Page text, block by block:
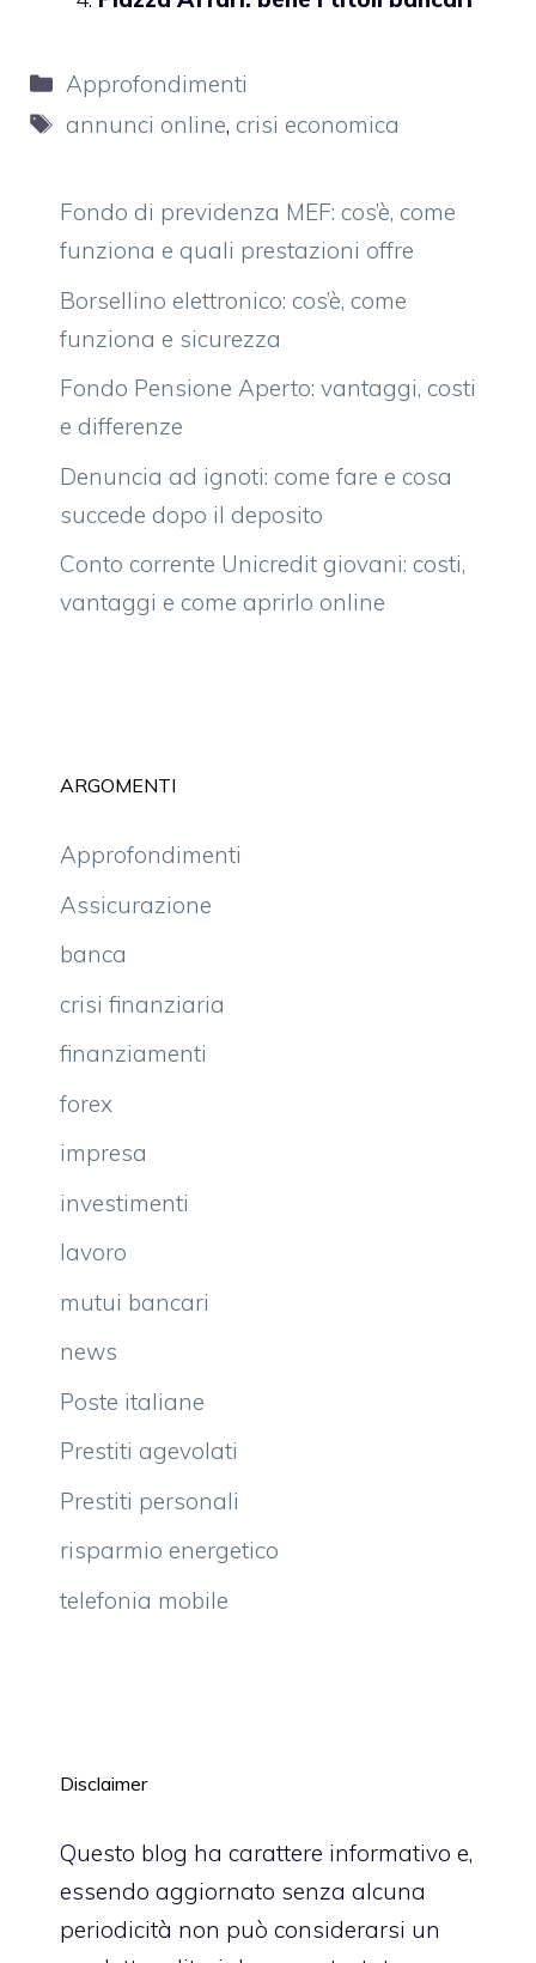
Categorie
Approfondimenti
Tag
annunci online, crisi economica
Fondo di previdenza MEF: cos’è, come
funziona e quali prestazioni offre
Borsellino elettronico: cos’è, come
funziona e sicurezza
Fondo Pensione Aperto: vantaggi, costi
e differenze
Denuncia ad ignoti: come fare e cosa
succede dopo il deposito
Conto corrente Unicredit giovani: costi,
vantaggi e come aprirlo online
ARGOMENTI
Approfondimenti
Assicurazione
banca
crisi finanziaria
finanziamenti
forex
impresa
investimenti
lavoro
mutui bancari
news
Poste italiane
Prestiti agevolati
Prestiti personali
risparmio energetico
telefonia mobile
Disclaimer
Questo blog ha carattere informativo e,
essendo aggiornato senza alcuna
periodicità non può considerarsi un